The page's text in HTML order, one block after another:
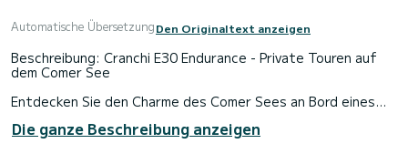
Automatische ÜbersetzungDen Originaltext anzeigen
Beschreibung: Cranchi E30 Endurance - Private Touren auf
dem Comer See
Entdecken Sie den Charme des Comer Sees an Bord eines
unvergessliche private Touren. Mit sportlichen Linien,
orangefarbenen Ledersitzen und raffinierten Details vereint
Die ganze Beschreibung anzeigen